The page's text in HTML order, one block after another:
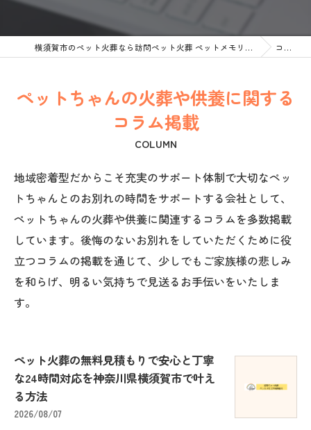
横須賀市のペット火葬なら訪問ペット火葬 ペットメモリアル神奈川 コラム
ペットちゃんの火葬や供養に関する
コラム掲載
COLUMN
地域密着型だからこそ充実のサポート体制で大切なペッ
トちゃんとのお別れの時間をサポートする会社として、
ペットちゃんの火葬や供養に関連するコラムを多数掲載
しています。後悔のないお別れをしていただくために役
立つコラムの掲載を通じて、少しでもご家族様の悲しみ
を和らげ、明るい気持ちで見送るお手伝いをいたしま
す。
ペット火葬の無料見積もりで安心と丁寧
な24時間対応を神奈川県横須賀市で叶え
る方法
2026/08/07